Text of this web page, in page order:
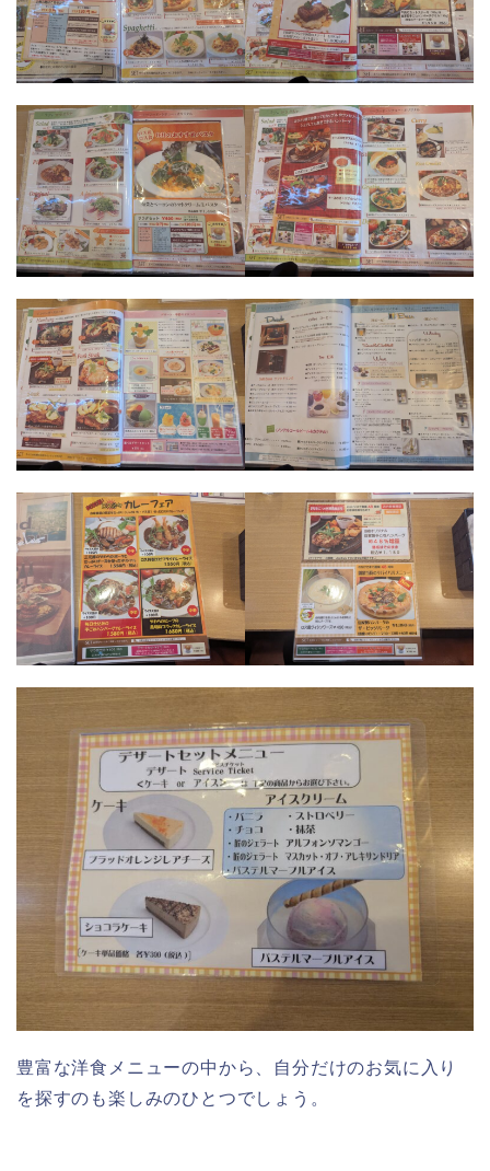
豊富な洋食メニューの中から、自分だけのお気に入り
を探すのも楽しみのひとつでしょう。